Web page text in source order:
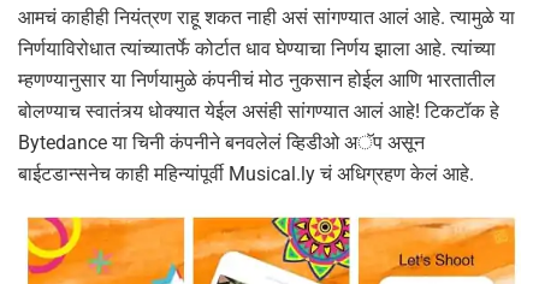
आमचं काहीही नियंत्रण राहू शकत नाही असं सांगण्यात आलं आहे. त्यामुळे या
निर्णयाविरोधात त्यांच्यातर्फे कोर्टात धाव घेण्याचा निर्णय झाला आहे. त्यांच्या
म्हणण्यानुसार या निर्णयामुळे कंपनीचं मोठ नुकसान होईल आणि भारतातील
बोलण्याच स्वातंत्र्य धोक्यात येईल असंही सांगण्यात आलं आहे! टिकटॉक हे
Bytedance या चिनी कंपनीने बनवलेलं व्हिडीओ अॅप असून
बाईटडान्सनेच काही महिन्यांपूर्वी Musical.ly चं अधिग्रहण केलं आहे.